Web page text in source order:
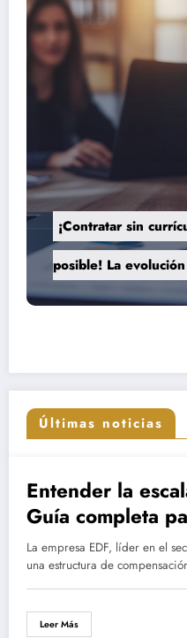
¡Contratar sin
posible! La
procesos más
Últimas noticias
Entender la
Guía completa
empleados y
sector y el
servicio
La empresa EDF, líder en el
una estructura de
Leer Más